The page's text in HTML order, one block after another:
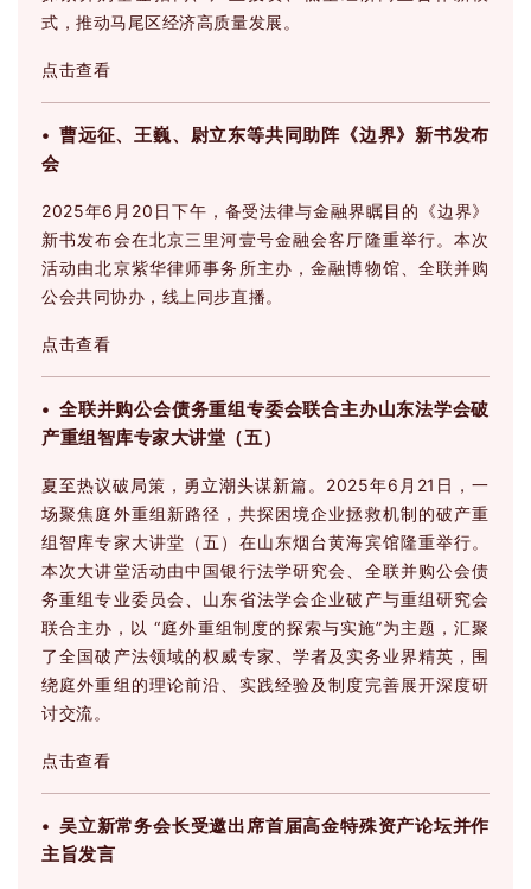
式，推动马尾区经济高质量发展。
点击查看
• 曹远征、王巍、尉立东等共同助阵《边界》新书发布
会
2025年6月20日下午，备受法律与金融界瞩目的《边界》
新书发布会在北京三里河壹号金融会客厅隆重举行。本次
活动由北京紫华律师事务所主办，金融博物馆、全联并购
公会共同协办，线上同步直播。
点击查看
• 全联并购公会债务重组专委会联合主办山东法学会破
产重组智库专家大讲堂（五）
夏至热议破局策，勇立潮头谋新篇。2025年6月21日，一
场聚焦庭外重组新路径，共探困境企业拯救机制的破产重
组智库专家大讲堂（五）在山东烟台黄海宾馆隆重举行。
本次大讲堂活动由中国银行法学研究会、全联并购公会债
务重组专业委员会、山东省法学会企业破产与重组研究会
联合主办，以 “庭外重组制度的探索与实施”为主题，汇聚
了全国破产法领域的权威专家、学者及实务业界精英，围
绕庭外重组的理论前沿、实践经验及制度完善展开深度研
讨交流。
点击查看
• 吴立新常务会长受邀出席首届高金特殊资产论坛并作
主旨发言